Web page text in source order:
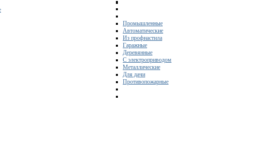
Промышленные
Автоматические
Из профнастила
Гаражные
Деревянные
С электроприводом
Металлические
Для дачи
Противопожарные